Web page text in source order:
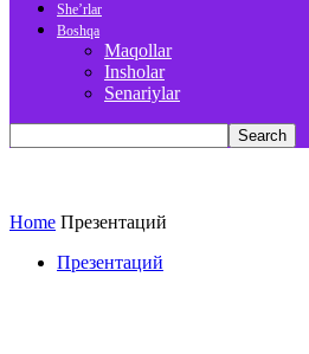
She’rlar
Boshqa
Maqollar
Insholar
Senariylar
Home Презентаций
Презентаций